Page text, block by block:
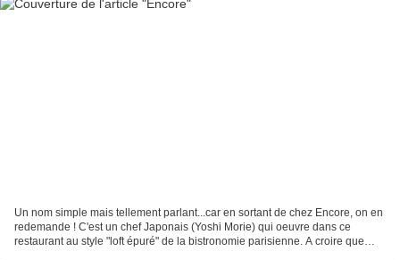
Un nom simple mais tellement parlant...car en sortant de chez Encore, on en
redemande ! C'est un chef Japonais (Yoshi Morie) qui oeuvre dans ce
restaurant au style "loft épuré" de la bistronomie parisienne. A croire que